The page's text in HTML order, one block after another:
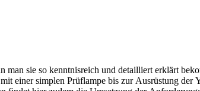
man sie so kenntnisreich und detailliert erklärt
einer simplen Prüflampe bis zur Ausrüstung